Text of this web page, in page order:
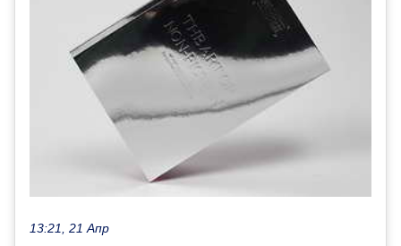
13:21, 21 Апр